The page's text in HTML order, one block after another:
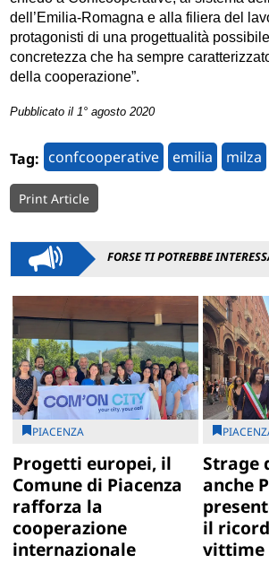
dell’Emilia-Romagna e alla filiera del
protagonisti di una progettualità
concretezza che ha sempre
della cooperazione”.
Pubblicato il 1° agosto 2020
Tag: confcooperative emilia milza
Print Article
FORSE TI POTREBBE
PIACENZA
Progetti europei, il
Comune di Piacenza
rafforza la
cooperazione
internazionale
Strage
anche
il
vittime